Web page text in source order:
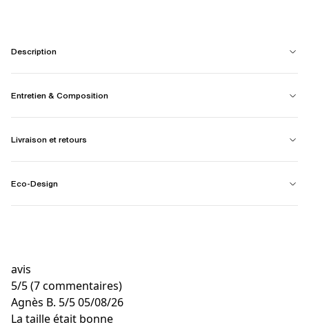
Description
Entretien & Composition
Livraison et retours
Eco-Design
avis
5/5(7 commentaires)
Agnès B. 5/505/08/26
La taille était bonne